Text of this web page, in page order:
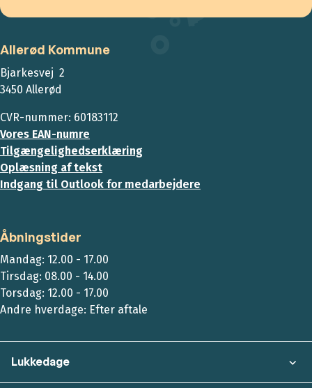
Allerød Kommune
Bjarkesvej 2
3450 Allerød
CVR-nummer: 60183112
Vores EAN-numre
Tilgængelighedserklæring
Oplæsning af tekst
Indgang til Outlook for medarbejdere
Åbningstider
Mandag: 12.00 - 17.00
Tirsdag: 08.00 - 14.00
Torsdag: 12.00 - 17.00
Andre hverdage: Efter aftale
Lukkedage